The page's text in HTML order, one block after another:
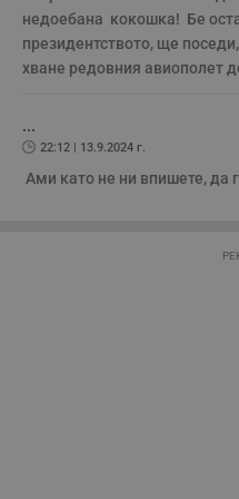
недоебана  кокошка!  Бе
президентството, ще
хване редовния авиополет
...
22:12 | 13.9.2024 г.
Ами като не ни впишете, да
се използва правилно без
бисквитки.
Име